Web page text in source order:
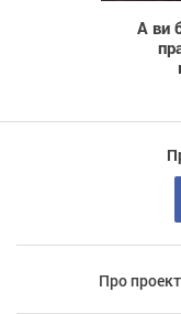
А ви
Про проект